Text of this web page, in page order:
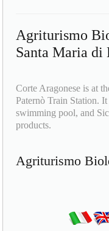
Agriturismo
Santa Maria di
Corte Aragonese is at
Paternò Train Station.
swimming pool, and
products.
Agriturismo